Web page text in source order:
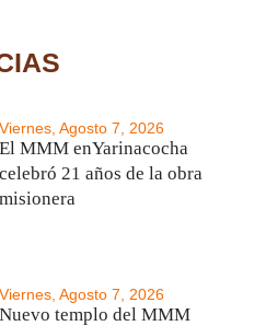
Viernes, Agosto 7, 2026
El MMM enYarinacocha
celebró 21 años de la obra
misionera
Viernes, Agosto 7, 2026
Nuevo templo del MMM